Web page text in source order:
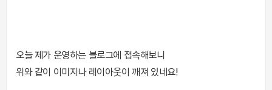
오늘 제가 운영하는 블로그에 접속해보니
위와 같이 이미지나 레이아웃이 깨져 있네요!